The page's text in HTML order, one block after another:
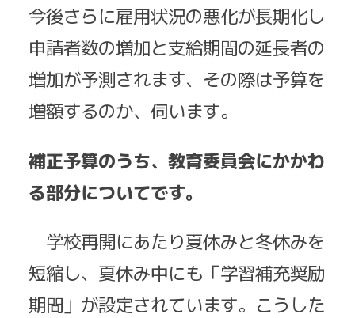
今後さらに雇用状況の悪化が長期化し
申請者数の増加と支給期間の延長者の
増加が予測されます、その際は予算を
増額するのか、伺います。
補正予算のうち、教育委員会にかかわ
る部分についてです。
学校再開にあたり夏休みと冬休みを
短縮し、夏休み中にも「学習補充奨励
期間」が設定されています。こうした